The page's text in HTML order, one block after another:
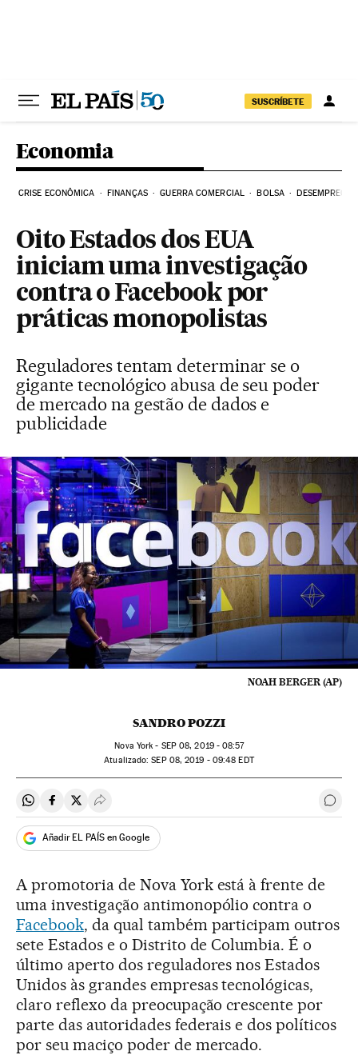
SUSCRÍBETE
Economia
CRISE ECONÔMICA FINANÇAS GUERRA COMERCIAL BOLSA DESEMPREGO
Oito Estados dos EUA
iniciam uma investigação
contra o Facebook por
práticas monopolistas
Reguladores tentam determinar se o
gigante tecnológico abusa de seu poder
de mercado na gestão de dados e
publicidade
NOAH BERGER (AP)
SANDRO POZZI
Nova York - SEP08, 2019 - 08:57
atualizado: SEP08, 2019 - 09:48 EDT
Compartir en Whatsapp
Compartir en Facebook
Compartir en Twitter
Desplegar Redes Sociales
Añadir EL PAÍS en Google
A promotoria de Nova York está à frente de
uma investigação antimonopólio contra o
Facebook, da qual também participam outros
sete Estados e o Distrito de Columbia. É o
último aperto dos reguladores nos Estados
Unidos às grandes empresas tecnológicas,
claro reflexo da preocupação crescente por
parte das autoridades federais e dos políticos
por seu maciço poder de mercado.